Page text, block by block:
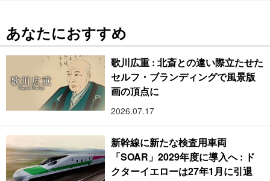
あなたにおすすめ
歌川広重 : 北斎との違い際立たせた
セルフ・ブランディングで風景版
画の頂点に
2026.07.17
新幹線に新たな検査用車両
「SOAR」2029年度に導入へ : ド
クターイエローは27年1月に引退